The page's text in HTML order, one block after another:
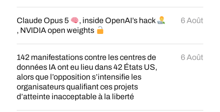
Claude Opus 5
, inside OpenAI’s hack
, NVIDIA open weights
6 Août
142 manifestations contre les centres de
données IA ont eu lieu dans 42 États US,
alors que l’opposition s’intensifie les
organisateurs qualifiant ces projets
d’atteinte inacceptable à la liberté
6 Août